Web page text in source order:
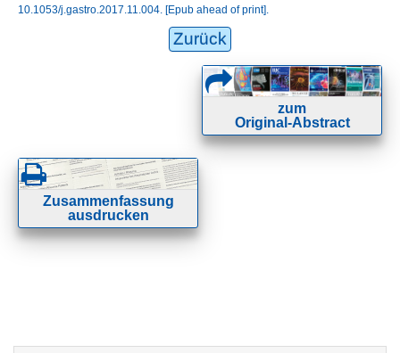
10.1053/j.gastro.2017.11.004. [Epub ahead of print].
Zurück
zum
Original-Abstract
Zusammenfassung
ausdrucken